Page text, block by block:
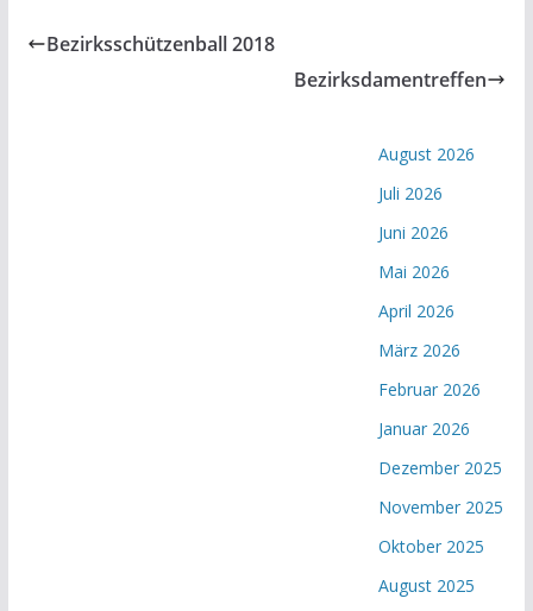
Bezirksschützenball 2018
Bezirksdamentreffen
August 2026
Juli 2026
Juni 2026
Mai 2026
April 2026
März 2026
Februar 2026
Januar 2026
Dezember 2025
November 2025
Oktober 2025
August 2025